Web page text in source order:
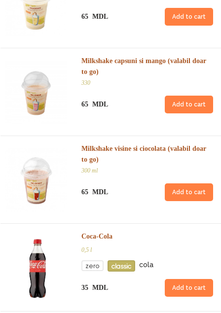
65 MDL Add to cart
Milkshake capsuni si mango (valabil doar
to go)
330
65 MDL Add to cart
Milkshake visine si ciocolata (valabil doar
to go)
300 ml
65 MDL Add to cart
Coca-Cola
0,5 l
zero classic cola
35 MDL Add to cart